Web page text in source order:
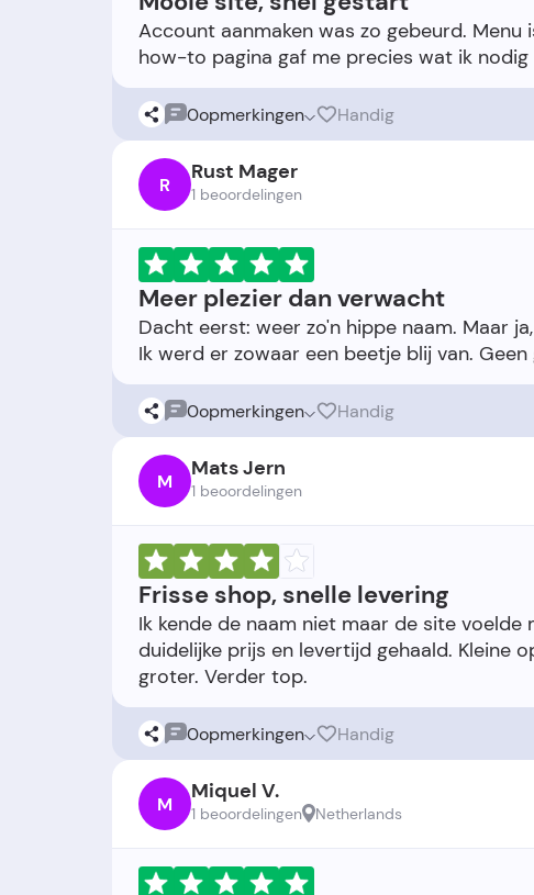
Account aanmaken was zo gebeurd.
0opmerkingen Handig
R Rust Mager
1 beoordelingen
Meer plezier dan verwacht
Dacht eerst: weer zo'n hippe naam. Maar
0opmerkingen Handig
M Mats Jern
1 beoordelingen
Frisse shop, snelle levering
Ik kende de naam niet maar de site
duidelijke prijs en levertijd gehaald. Kleine
0opmerkingen Handig
M Miquel V.
1 beoordelingen Netherlands